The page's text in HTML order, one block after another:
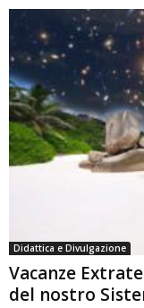
Didattica e Divulgazione
Vacanze
del nostro